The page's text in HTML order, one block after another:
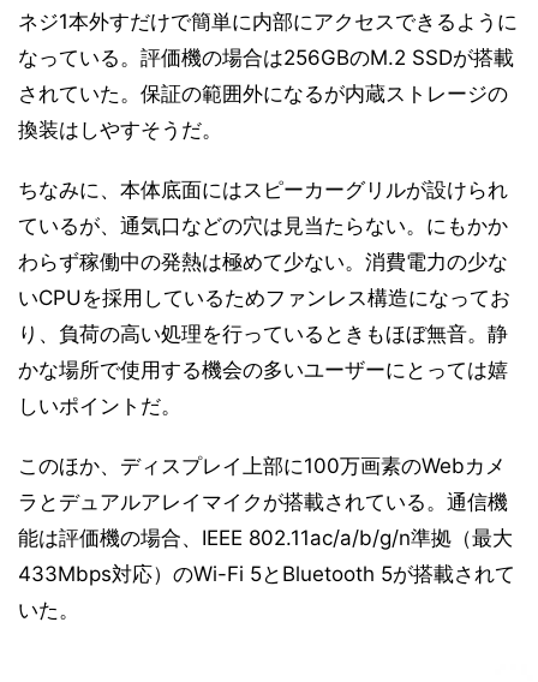
ネジ1本外すだけで簡単に内部にアクセスできるように
なっている。評価機の場合は256GBのM.2 SSDが搭載
されていた。保証の範囲外になるが内蔵ストレージの
換装はしやすそうだ。
ちなみに、本体底面にはスピーカーグリルが設けられ
ているが、通気口などの穴は見当たらない。にもかか
わらず稼働中の発熱は極めて少ない。消費電力の少な
いCPUを採用しているためファンレス構造になってお
り、負荷の高い処理を行っているときもほぼ無音。静
かな場所で使用する機会の多いユーザーにとっては嬉
しいポイントだ。
このほか、ディスプレイ上部に100万画素のWebカメ
ラとデュアルアレイマイクが搭載されている。通信機
能は評価機の場合、IEEE 802.11ac/a/b/g/n準拠（最大
433Mbps対応）のWi-Fi 5とBluetooth 5が搭載されて
いた。